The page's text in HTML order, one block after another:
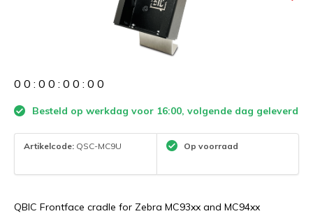
0 0 : 0 0 : 0 0 : 0 0
Besteld op werkdag voor 16:00, volgende dag geleverd
Artikelcode: QSC-MC9U Op voorraad
QBIC Frontface cradle for Zebra MC93xx and MC94xx